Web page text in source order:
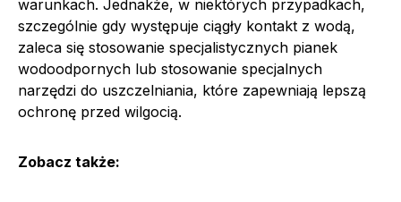
warunkach. Jednakże, w niektórych przypadkach,
szczególnie gdy występuje ciągły kontakt z wodą,
zaleca się stosowanie specjalistycznych pianek
wodoodpornych lub stosowanie specjalnych
narzędzi do uszczelniania, które zapewniają lepszą
ochronę przed wilgocią.
Zobacz także: